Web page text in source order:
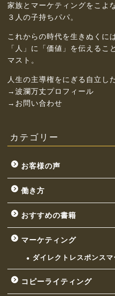
家族とマーケティングをこよ
３人の子持ちパパ。
これからの時代を生きぬくに
「人」に「価値」を伝える
マスト。
人生の主導権をにぎる自立し
→波瀾万丈プロフィール
→お問い合わせ
カテゴリー
お客様の声
働き方
おすすめの書籍
マーケティング
ダイレクトレスポンス
コピーライティング